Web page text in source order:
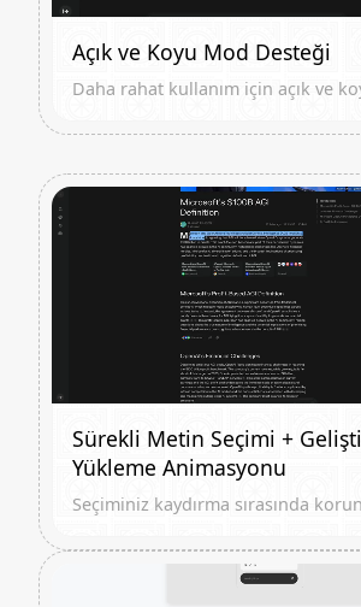
Açık ve Koyu Mod Desteği
Daha rahat kullanım için açık ve
Sürekli Metin Seçimi +
Yükleme Animasyonu
Seçiminiz kaydırma sırasında